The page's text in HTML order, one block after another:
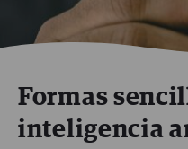
Formas
inteligencia